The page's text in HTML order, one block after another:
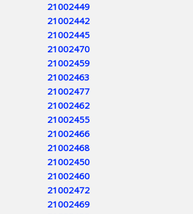
21002449
21002442
21002445
21002470
21002459
21002463
21002477
21002462
21002455
21002466
21002468
21002450
21002460
21002472
21002469